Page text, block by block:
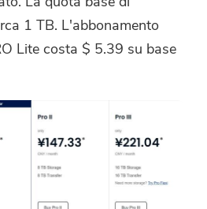
1 TB. L'abbonamento
Lite costa $ 5.39 su base